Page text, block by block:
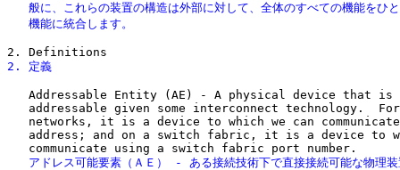
般に、これらの装置の構造は外部に対して、全体のすべての機能をひ
   機能に統合します。
2. 定義
Addressable Entity (AE) - A physical device that is
addressable given some interconnect technology.
networks, it is a device to which we can
address; and on a switch fabric, it is a device to
アドレス可能要素（ＡＥ） - ある接続技術下で直接接続可能な物理